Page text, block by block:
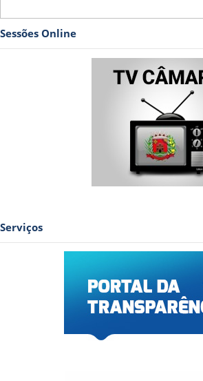
Sessões Online
Serviços